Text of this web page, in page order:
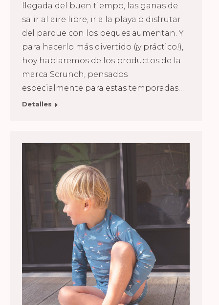
llegada del buen tiempo, las ganas de
salir al aire libre, ir a la playa o disfrutar
del parque con los peques aumentan. Y
para hacerlo más divertido (¡y práctico!),
hoy hablaremos de los productos de la
marca Scrunch, pensados
especialmente para estas temporadas…
Detalles